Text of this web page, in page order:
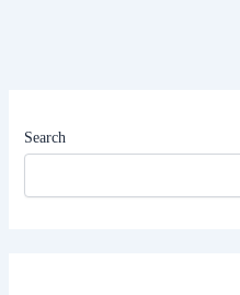
Search